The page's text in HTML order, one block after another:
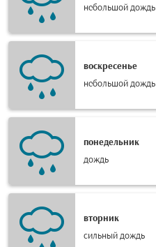
небольшой дождь
воскресенье
небольшой дождь
понедельник
дождь
вторник
сильный дождь